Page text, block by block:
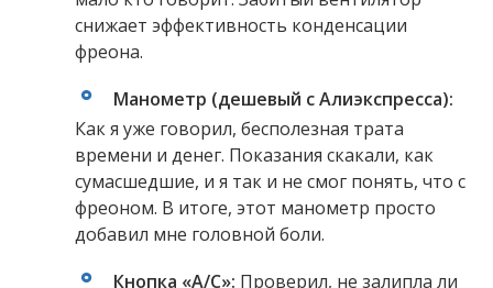
снижает эффективность конденсации
фреона.
Манометр (дешевый с Алиэкспресса):
Как я уже говорил, бесполезная трата
времени и денег. Показания скакали, как
сумасшедшие, и я так и не смог понять, что с
фреоном. В итоге, этот манометр просто
добавил мне головной боли.
Кнопка «A/C»: Проверил, не залипла ли